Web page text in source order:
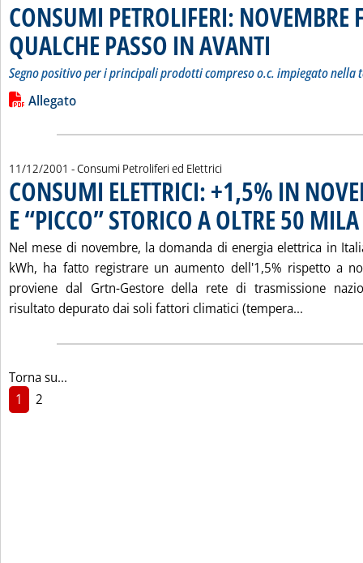
CONSUMI PETROLIFERI: NOVEMBRE
QUALCHE PASSO IN AVANTI
Segno positivo per i principali prodotti compreso o.c. impiegato nella
Leggi tutta la notizia: 'CONSUMI PETROLIFERI: NOVEMBRE
Lista allegati PDF alla notizia
Allegato
11/12/2001 - Consumi Petroliferi ed Elettrici
CONSUMI ELETTRICI: +1,5% IN
E “PICCO” STORICO A OLTRE 50
Nel mese di novembre, la domanda di energia elettrica in
kWh, ha fatto registrare un aumento dell'1,5% rispetto a
proviene dal Grtn-Gestore della rete di trasmissione
risultato depurato dai soli fattori climatici (tempera...
Torna su...
1
2